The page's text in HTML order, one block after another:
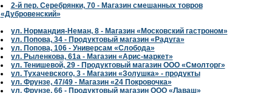
2-й пер. Серебрянки, 70 - Магазин смешанных товров
«Дубровенский»
ул. Нормандия-Неман, 8 - Магазин «Московский гастроном»
ул. Попова, 34 - Продуктовый магазин «Радуга»
ул. Попова, 106 - Универсам «Слобода»
ул. Рыленкова, 61а - Магазин «Арис-маркет»
ул. Тенишевой, 29 - Продуктовый магазин ООО «Смолторг»
ул. Тухачевского, 3 - Магазин «Золушка» - продукты
ул. Фрунзе, 47/49 - Магазин «24 Покровочка»
ул. Фрунзе, 66 - Продуктовый магазин ООО «Лаваш»